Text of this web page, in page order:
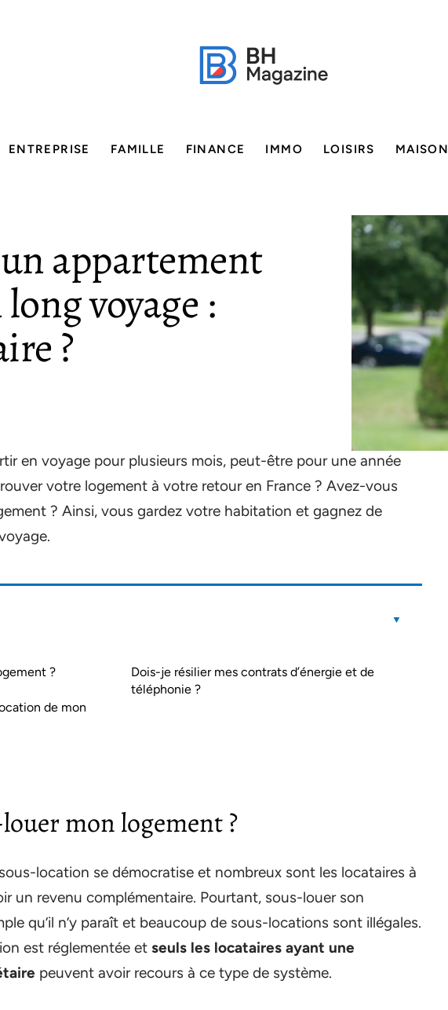
ENTREPRISE FAMILLE FINANCE IMMO LOISIRS MAISON
appartement
voyage :
?
en voyage pour plusieurs mois, peut-être pour une année
votre logement à votre retour en France ? Avez-vous
? Ainsi, vous gardez votre habitation et gagnez de
?
de mon
Dois-je résilier mes contrats d’énergie et de
téléphonie ?
mon logement ?
location se démocratise et nombreux sont les locataires à
un revenu complémentaire. Pourtant, sous-louer son
qu’il n’y paraît et beaucoup de sous-locations sont illégales.
est réglementée et seuls les locataires ayant une
peuvent avoir recours à ce type de système.